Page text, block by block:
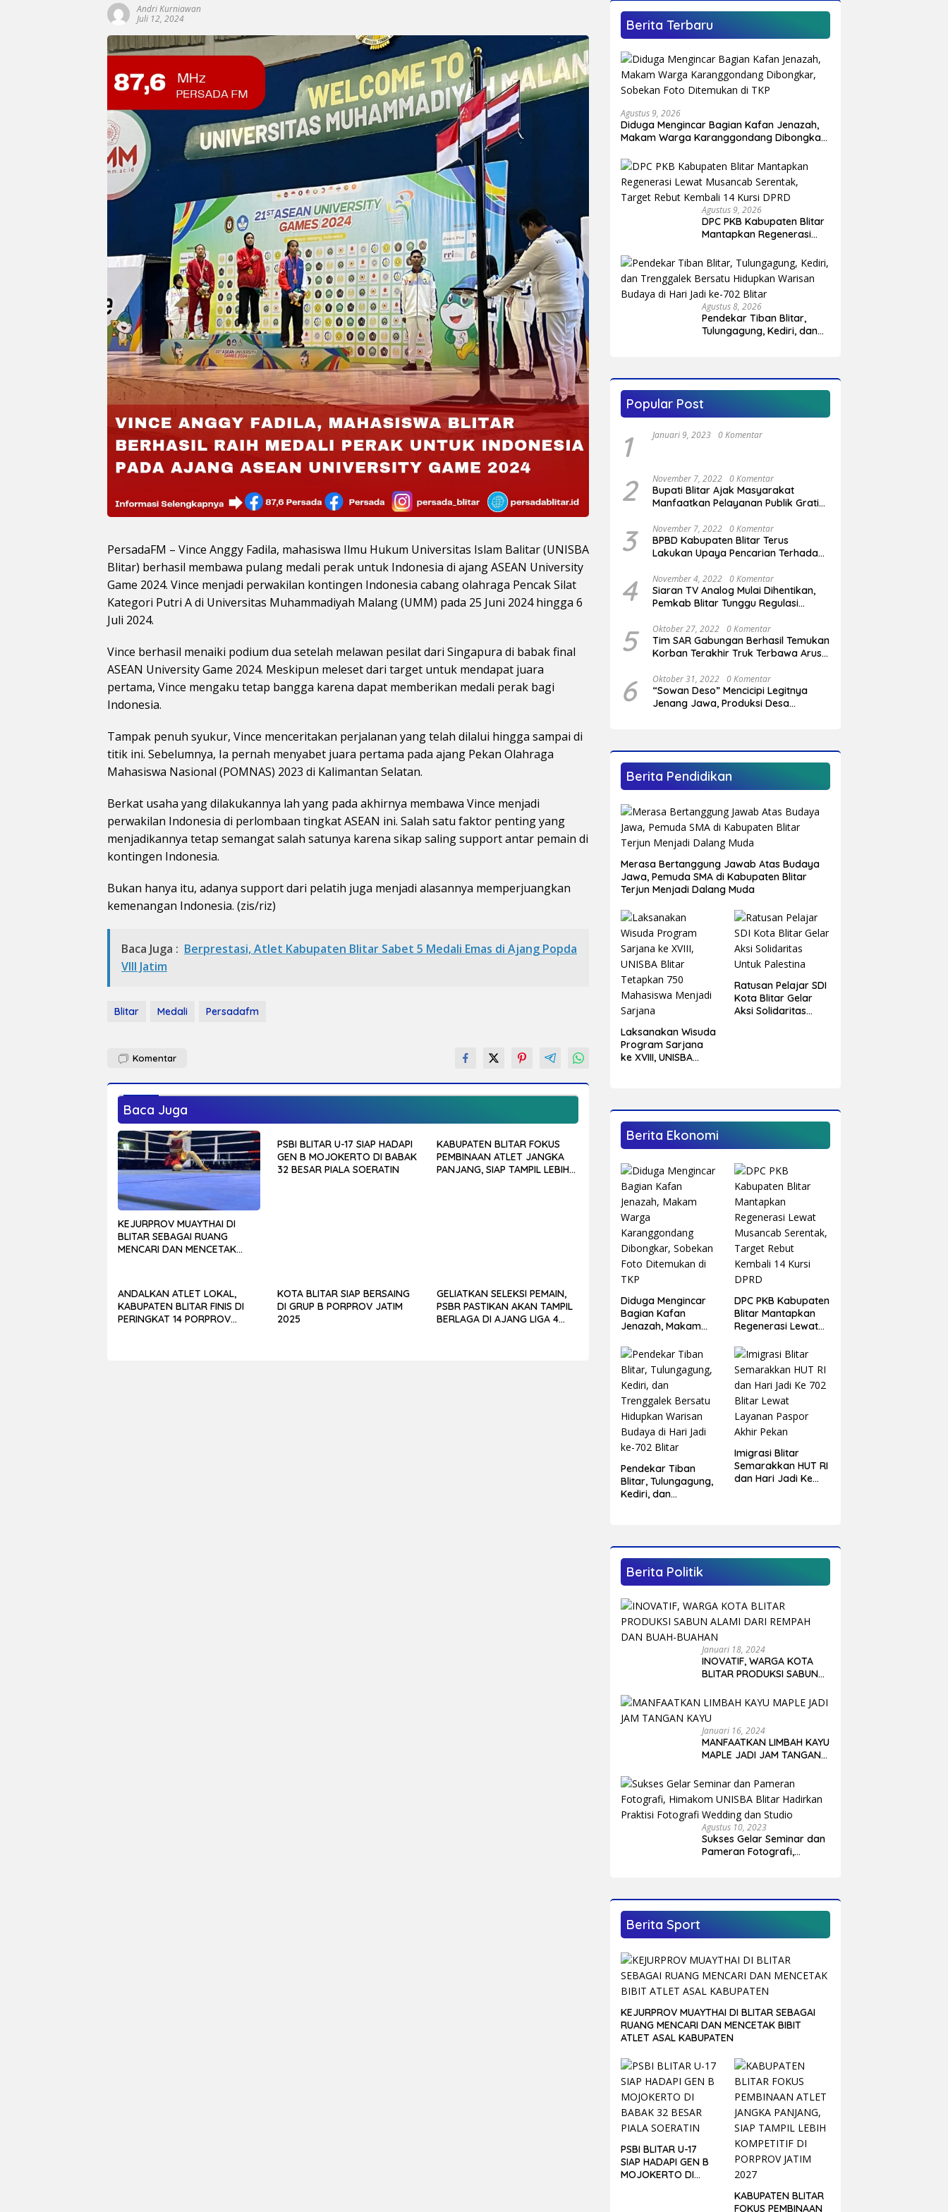
Andri Kurniawan
Juli 12, 2024
PersadaFM – Vince Anggy Fadila, mahasiswa Ilmu Hukum Universitas Islam Balitar (UNISBA
Blitar) berhasil membawa pulang medali perak untuk Indonesia di ajang ASEAN University
Game 2024. Vince menjadi perwakilan kontingen Indonesia cabang olahraga Pencak Silat
Kategori Putri A di Universitas Muhammadiyah Malang (UMM) pada 25 Juni 2024 hingga 6
Juli 2024.
Vince berhasil menaiki podium dua setelah melawan pesilat dari Singapura di babak final
ASEAN University Game 2024. Meskipun meleset dari target untuk mendapat juara
pertama, Vince mengaku tetap bangga karena dapat memberikan medali perak bagi
Indonesia.
Tampak penuh syukur, Vince menceritakan perjalanan yang telah dilalui hingga sampai di
titik ini. Sebelumnya, Ia pernah menyabet juara pertama pada ajang Pekan Olahraga
Mahasiswa Nasional (POMNAS) 2023 di Kalimantan Selatan.
Berkat usaha yang dilakukannya lah yang pada akhirnya membawa Vince menjadi
perwakilan Indonesia di perlombaan tingkat ASEAN ini. Salah satu faktor penting yang
menjadikannya tetap semangat salah satunya karena sikap saling support antar pemain di
kontingen Indonesia.
Bukan hanya itu, adanya support dari pelatih juga menjadi alasannya memperjuangkan
kemenangan Indonesia. (zis/riz)
Baca Juga : Berprestasi, Atlet Kabupaten Blitar Sabet 5 Medali Emas di Ajang Popda
VIII Jatim
Blitar Medali Persadafm
Komentar
Baca Juga
KEJURPROV MUAYTHAI DI
BLITAR SEBAGAI RUANG
MENCARI DAN MENCETAK
PSBI BLITAR U-17 SIAP HADAPI
GEN B MOJOKERTO DI BABAK
32 BESAR PIALA SOERATIN
KABUPATEN BLITAR FOKUS
PEMBINAAN ATLET JANGKA
PANJANG, SIAP TAMPIL LEBIH
ANDALKAN ATLET LOKAL,
KABUPATEN BLITAR FINIS DI
PERINGKAT 14 PORPROV
KOTA BLITAR SIAP BERSAING
DI GRUP B PORPROV JATIM
2025
GELIATKAN SELEKSI PEMAIN,
PSBR PASTIKAN AKAN TAMPIL
BERLAGA DI AJANG LIGA 4
Berita Terbaru
Agustus 9, 2026
Diduga Mengincar Bagian Kafan Jenazah,
Makam Warga Karanggondang Dibongkar,
Agustus 9, 2026
DPC PKB Kabupaten Blitar
Mantapkan Regenerasi
Target Rebut Kembali 14
Kursi DPRD
Agustus 8, 2026
Pendekar Tiban Blitar,
Tulungagung, Kediri, dan
Popular Post
1 Januari 9, 2023 0 Komentar
2 November 7, 2022 0 Komentar
Bupati Blitar Ajak Masyarakat
Manfaatkan Pelayanan Publik Gratis
Desa/Kelurahan
3 November 7, 2022 0 Komentar
BPBD Kabupaten Blitar Terus
Lakukan Upaya Pencarian Terhadap
Serang
4 November 4, 2022 0 Komentar
Siaran TV Analog Mulai Dihentikan,
Pemkab Blitar Tunggu Regulasi
5 Oktober 27, 2022 0 Komentar
Tim SAR Gabungan Berhasil Temukan
Korban Terakhir Truk Terbawa Arus
6 Oktober 31, 2022 0 Komentar
“Sowan Deso” Mencicipi Legitnya
Jenang Jawa, Produksi Desa
Berita Pendidikan
Merasa Bertanggung Jawab Atas Budaya
Jawa, Pemuda SMA di Kabupaten Blitar
Terjun Menjadi Dalang Muda
Laksanakan Wisuda
Program Sarjana
ke XVIII, UNISBA
Ratusan Pelajar SDI
Kota Blitar Gelar
Aksi Solidaritas
Berita Ekonomi
Diduga Mengincar
Bagian Kafan
Jenazah, Makam
Karanggondang
Dibongkar,
Sobekan Foto
Ditemukan di TKP
DPC PKB Kabupaten
Blitar Mantapkan
Regenerasi Lewat
Target Rebut
Kembali 14 Kursi
DPRD
Pendekar Tiban
Blitar, Tulungagung,
Kediri, dan
ke-702 Blitar
Imigrasi Blitar
Semarakkan HUT RI
dan Hari Jadi Ke
Berita Politik
Januari 18, 2024
INOVATIF, WARGA KOTA
BLITAR PRODUKSI SABUN
BUAH-BUAHAN
Januari 16, 2024
MANFAATKAN LIMBAH KAYU
MAPLE JADI JAM TANGAN
Agustus 10, 2023
Sukses Gelar Seminar dan
Pameran Fotografi,
Berita Sport
KEJURPROV MUAYTHAI DI BLITAR SEBAGAI
RUANG MENCARI DAN MENCETAK BIBIT
ATLET ASAL KABUPATEN
PSBI BLITAR U-17
SIAP HADAPI GEN B
MOJOKERTO DI
KABUPATEN BLITAR
FOKUS PEMBINAAN